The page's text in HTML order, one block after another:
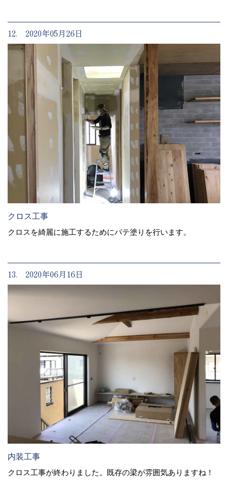
12. 2020年05月26日
クロス工事
クロスを綺麗に施工するためにパテ塗りを行います。
13. 2020年06月16日
内装工事
クロス工事が終わりました。既存の梁が雰囲気ありますね！